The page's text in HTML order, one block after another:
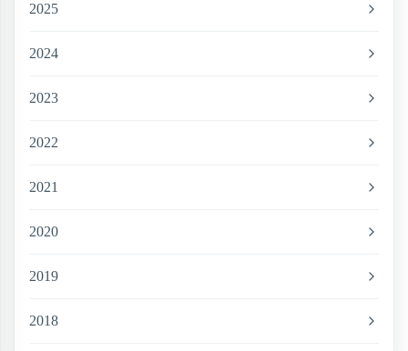
2025
2024
2023
2022
2021
2020
2019
2018